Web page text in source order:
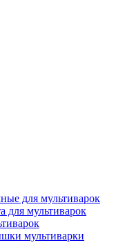
для мультиварок
для мультиварок
мультиварки